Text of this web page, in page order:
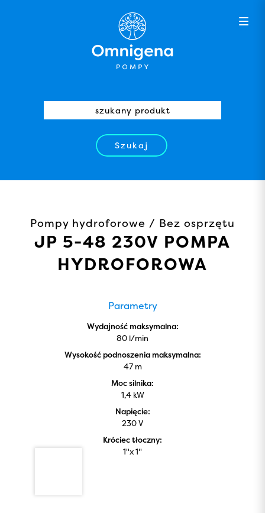
Szukaj
Pompy hydroforowe / Bez osprzętu
JP 5-48 230V POMPA
HYDROFOROWA
Parametry
Wydajność maksymalna:
80 l/min
Wysokość podnoszenia maksymalna:
47 m
Moc silnika:
1,4 kW
Napięcie:
230 V
Króciec tłoczny:
1''x 1''